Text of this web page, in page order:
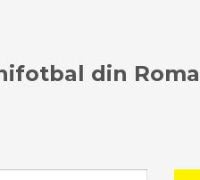
din